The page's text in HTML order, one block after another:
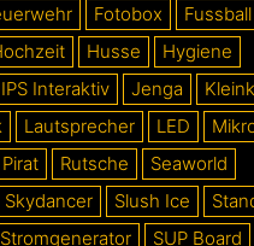
Fotobox
Fussball
Husse
Hygiene
IPS Interaktiv Jenga
Lautsprecher LED
Pirat Rutsche
Seaworld
Skydancer Slush Ice
Stromgenerator
SUP Board